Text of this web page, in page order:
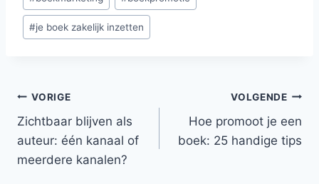
Ontdek 25
praktische…
Zichtbaar zonder
social media
tags:
#je boek zakelijk inzetten
Bericht
VORIGE
Zichtbaar blijven als
auteur: één kanaal of
meerdere kanalen?
VOLGENDE
Hoe promoot je een
boek: 25 handige tips